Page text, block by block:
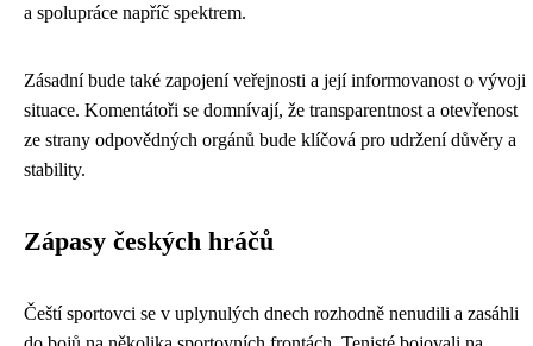
a spolupráce napříč spektrem.
Zásadní bude také zapojení veřejnosti a její informovanost o vývoji
situace. Komentátoři se domnívají, že transparentnost a otevřenost
ze strany odpovědných orgánů bude klíčová pro udržení důvěry a
stability.
Zápasy českých hráčů
Čeští sportovci se v uplynulých dnech rozhodně nenudili a zasáhli